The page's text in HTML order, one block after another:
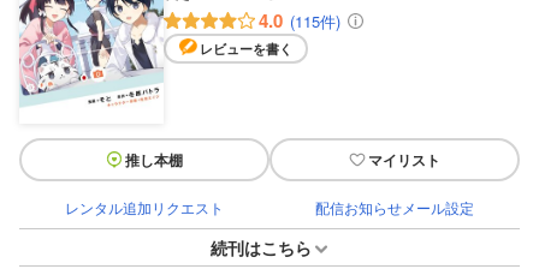
4.0 (115件)
レビューを書く
推し本棚 マイリスト
レンタル追加リクエスト 配信お知らせメール設定
続刊はこちら